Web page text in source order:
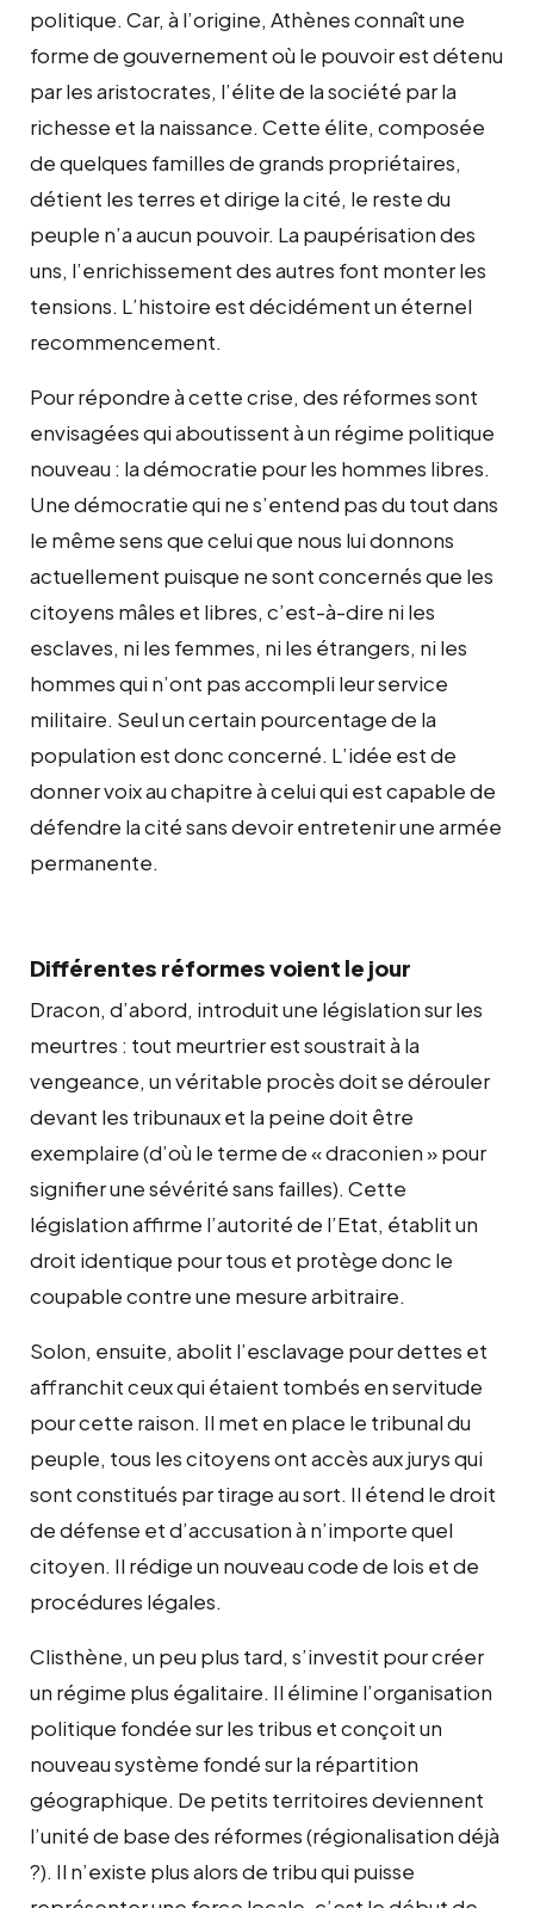
politique. Car, à l’origine, Athènes connaît une
forme de gouvernement où le pouvoir est détenu
par lesaristocrates, l’élite de la société par la
richesse et la naissance. Cette élite, composée
de quelques familles de grands propriétaires,
détient les terres et dirige la cité, le reste du
peuple n’aaucun pouvoir. La paupérisation des
uns, l’enrichissement des autres font monter les
tensions. L’histoire est décidément un éternel
recommencement.
Pour répondre à cette crise, des réformes sont
envisagées qui aboutissent à un régime politique
nouveau : la démocratie pour les hommes libres.
Une démocratie qui ne s’entend pas du tout dans
le même sens que celui que nous lui donnons
actuellement puisque ne sont concernés que les
citoyens mâles et libres, c’est-à-dire ni les
esclaves, ni les femmes, ni les étrangers, ni les
hommes qui n’ont pas accompli leur service
militaire. Seul un certain pourcentage de la
population est donc concerné. L’idée est de
donner voix au chapitre à celui qui est capable de
défendre la cité sans devoir entretenir une armée
permanente.
Différentes réformes voient le jour
Dracon, d’abord, introduit une législation sur les
meurtres : tout meurtrier est soustrait à la
vengeance, un véritable procès doit se dérouler
devant les tribunaux et la peine doit être
exemplaire (d’où le terme de « draconien » pour
signifier une sévérité sans failles). Cette
législation affirme l’autorité de l’Etat, établit un
droit identique pour tous et protège donc le
coupable contre une mesure arbitraire.
Solon, ensuite, abolit l’esclavage pour dettes et
affranchit ceux qui étaient tombés en servitude
pour cette raison. Il met en place le tribunal du
peuple, tous les citoyens ont accès aux jurys qui
sont constitués par tirage au sort. Il étend le droit
de défense et d’accusation à n’importe quel
citoyen. Il rédige un nouveau code de lois et de
procédures légales.
Clisthène, un peu plus tard, s’investit pour créer
un régime plus égalitaire. Il élimine l’organisation
politique fondée sur les tribus et conçoit un
nouveau système fondé sur la répartition
géographique. De petits territoires deviennent
l’unité de base des réformes (régionalisation déjà
?). Il n’existe plus alors de tribu qui puisse